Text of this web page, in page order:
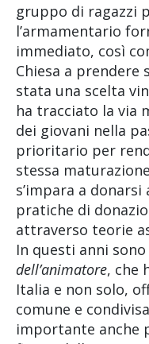
gruppo di ragazzi
l’armamentario
immediato, così
Chiesa a prendere
stata una scelta
ha tracciato la via
dei giovani nella
prioritario per
stessa
s’impara a
pratiche di
attraverso teorie
In questi anni
dell’animatore, che
Italia e non solo,
comune e
importante anche